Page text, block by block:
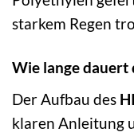
starkem Regen
Wie lange dauert
Der Aufbau des
klaren Anleitung